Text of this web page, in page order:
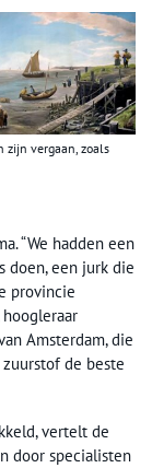
zijn vergaan, zoals
“We hadden een
doen, een jurk die
provincie
Amsterdam, die
de beste
vertelt de
door specialisten